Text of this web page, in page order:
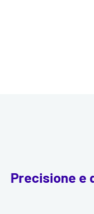
Precisione e